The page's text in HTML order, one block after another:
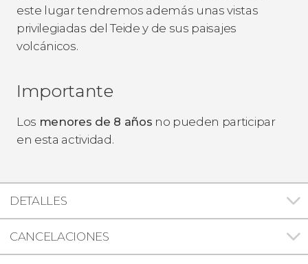
este lugar tendremos además unas vistas
privilegiadas del Teide y de sus paisajes
volcánicos.
Importante
Los menores de 8 años no pueden participar
en esta actividad.
DETALLES
CANCELACIONES